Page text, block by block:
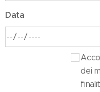
Data
dei